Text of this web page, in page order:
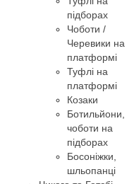
підборах
Чоботи /
Черевики на
платформі
Туфлі на
платформі
Козаки
Ботильйони,
чоботи на
підборах
Босоніжки,
шльопанці